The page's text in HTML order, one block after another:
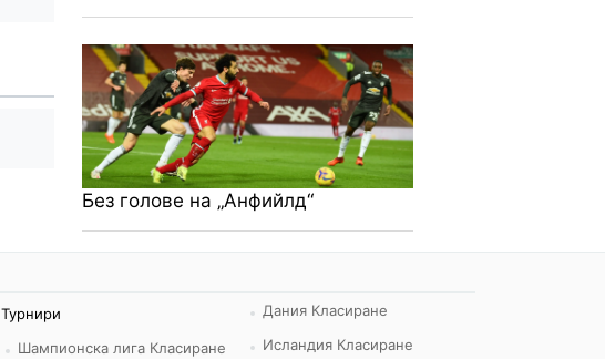
Без голове на „Анфийлд“
Турнири
Шампионска лига Класиране
Дания Класиране
Исландия Класиране